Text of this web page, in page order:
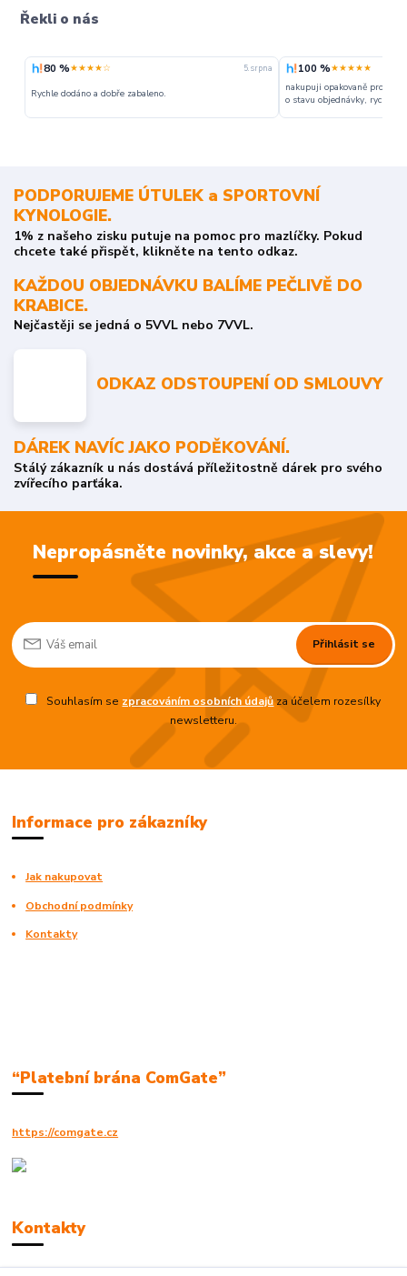
Řekli o nás
80 %★★★★☆ 5. srpna
Rychle dodáno a dobře zabaleno.
100 %★★★★★
nakupuji opakovaně pro
o stavu objednávky, rychlost
PODPORUJEME ÚTULEK a SPORTOVNÍ
KYNOLOGIE.
1% z našeho zisku putuje na pomoc pro mazlíčky. Pokud
chcete také přispět, klikněte na tento odkaz.
KAŽDOU OBJEDNÁVKU BALÍME PEČLIVĚ DO
KRABICE.
Nejčastěji se jedná o 5VVL nebo 7VVL.
ODKAZ ODSTOUPENÍ OD SMLOUVY
DÁREK NAVÍC JAKO PODĚKOVÁNÍ.
Stálý zákazník u nás dostává příležitostně dárek pro svého
zvířecího parťáka.
Nepropásněte novinky, akce a slevy!
Přihlásit se
Souhlasím se zpracováním osobních údajůza účelem rozesílky
newsletteru.
Informace pro zákazníky
Jak nakupovat
Obchodní podmínky
Kontakty
“Platební brána ComGate”
https://comgate.cz
Kontakty